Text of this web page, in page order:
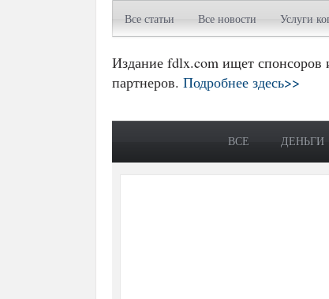
Все статьи Все новости Услуги
Издание fdlx.com ищет спонсоров
партнеров. Подробнее здесь>>
ВСЕ ДЕНЬГИ